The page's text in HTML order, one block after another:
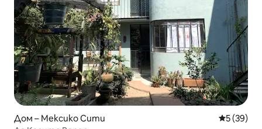
Дом – Мексико Сити Средна
5 (39)